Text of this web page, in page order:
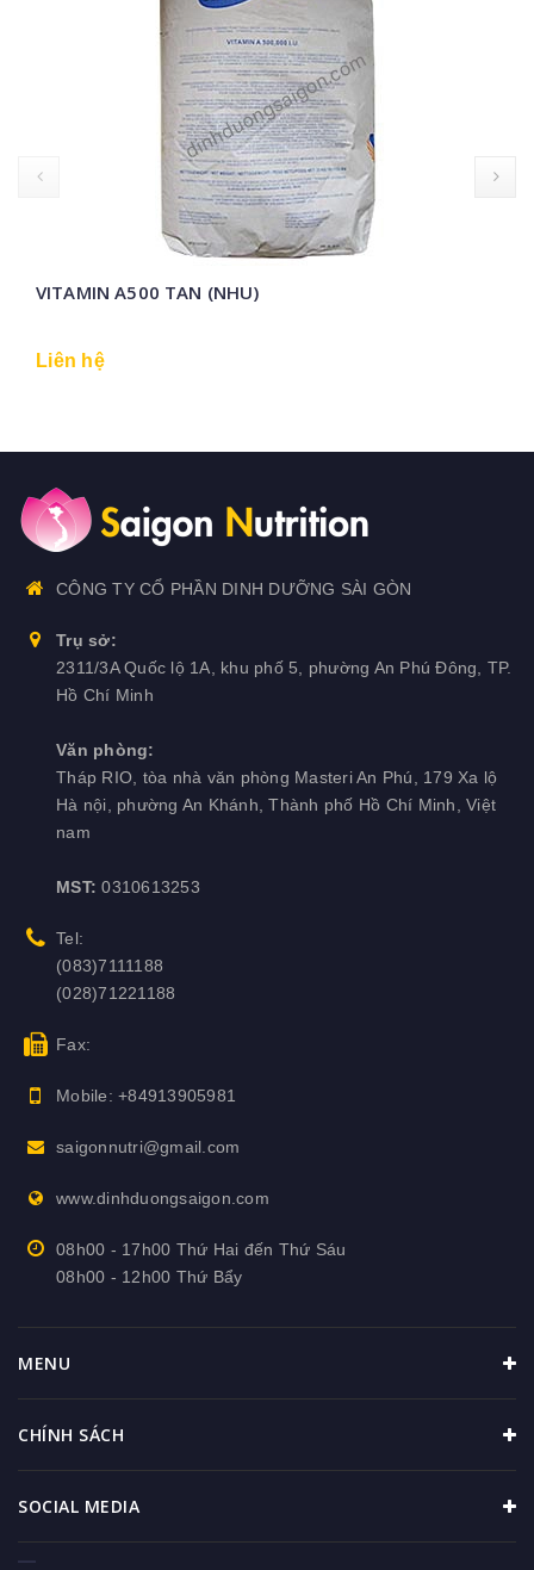
VITAMIN A500 TAN (NHU)
Liên hệ
CÔNG TY CỔ PHẦN DINH DƯỠNG SÀI GÒN
Trụ sở:
2311/3A Quốc lộ 1A, khu phố 5, phường An Phú Đông, TP.
Hồ Chí Minh
Văn phòng:
Tháp RIO, tòa nhà văn phòng Masteri An Phú, 179 Xa lộ
Hà nội, phường An Khánh, Thành phố Hồ Chí Minh, Việt
nam
MST: 0310613253
Tel:
(083)7111188
(028)71221188
Fax:
Mobile: +84913905981
saigonnutri@gmail.com
www.dinhduongsaigon.com
08h00 - 17h00 Thứ Hai đến Thứ Sáu
08h00 - 12h00 Thứ Bẩy
MENU
CHÍNH SÁCH
SOCIAL MEDIA